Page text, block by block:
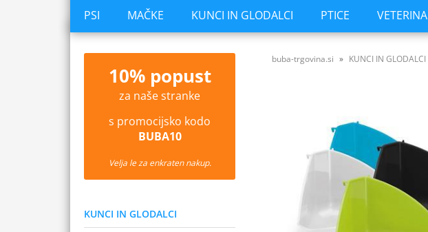
PSI MAČKE KUNCI IN GLODALCI PTICE VETERINA
10% popust
za naše stranke
s promocijsko kodo
BUBA10
Velja le za enkraten nakup.
KUNCI IN GLODALCI
buba-trgovina.si KUNCI IN GLODALCI